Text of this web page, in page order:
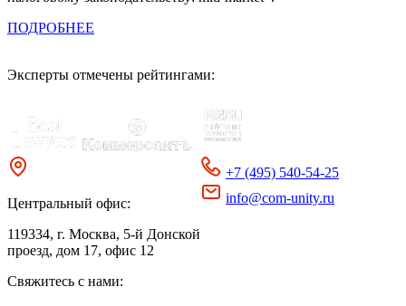
ПОДРОБНЕЕ
Эксперты отмечены рейтингами:
Центральный офис:
119334, г. Москва, 5-й Донской
проезд, дом 17, офис 12
+7 (495) 540-54-25
info@com-unity.ru
Свяжитесь с нами: